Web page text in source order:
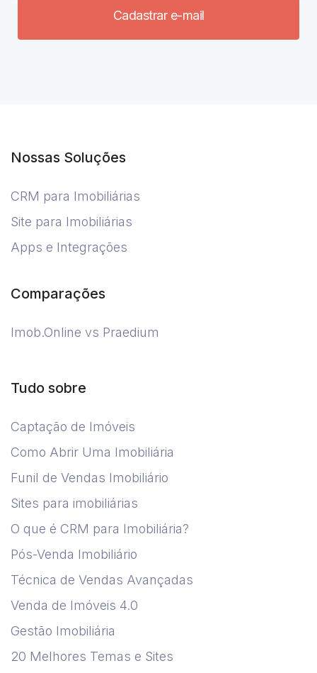
Cadastrar e-mail
Nossas Soluções
CRM para Imobiliárias
Site para Imobiliárias
Apps e Integrações
Comparações
Imob.Online vs Praedium
Tudo sobre
Captação de Imóveis
Como Abrir Uma Imobiliária
Funil de Vendas Imobiliário
Sites para imobiliárias
O que é CRM para Imobiliária?
Pós-Venda Imobiliário
Técnica de Vendas Avançadas
Venda de Imóveis 4.0
Gestão Imobiliária
20 Melhores Temas e Sites